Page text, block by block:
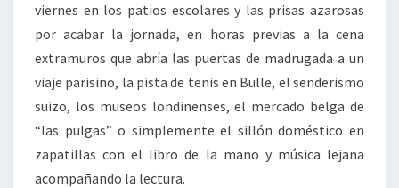
viernes en los patios escolares y las prisas azarosas
por acabar la jornada, en horas previas a la cena
extramuros que abría las puertas de madrugada a un
viaje parisino, la pista de tenis en Bulle, el senderismo
suizo, los museos londinenses, el mercado belga de
“las pulgas” o simplemente el sillón doméstico en
zapatillas con el libro de la mano y música lejana
acompañando la lectura.